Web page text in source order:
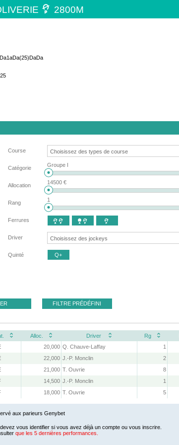
 2800M
Course
Catégorie Groupe I
Allocation 14500 €
Rang 1
Ferrures   
Driver
Quinté Q+
FILTRE PRÉDÉFINI
Alloc. Driver Rg
20,000 Q. Chauve-Laffay 1
22,000 J.-P. Monclin 2
21,000 T. Ouvrie 8
14,500 J.-P. Monclin 1
18,000 T. Ouvrie 5
aux parieurs Genybet
vous identifier si vous avez déjà un compte ou vous inscrire.
que les 5 dernières performances.